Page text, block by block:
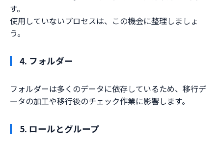
す。
使用していないプロセスは、この機会に整理しましょ
う。
4. フォルダー
フォルダーは多くのデータに依存しているため、移行デ
ータの加工や移行後のチェック作業に影響します。
5. ロールとグループ